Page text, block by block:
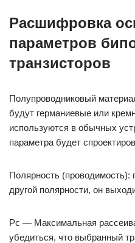
Расшифровка
параметров
транзисторов
Полупроводниковый
будут германиевые или
используются в обычных
параметра будет
Полярность (проводимость):
другой полярности, он
Pc — Максимальная
убедиться, что выбранный